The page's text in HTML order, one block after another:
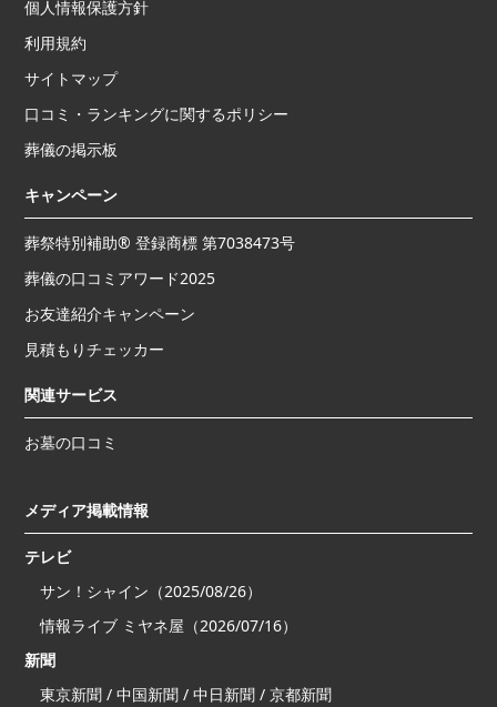
個人情報保護方針
利用規約
サイトマップ
口コミ・ランキングに関するポリシー
葬儀の掲示板
キャンペーン
葬祭特別補助® 登録商標 第7038473号
葬儀の口コミアワード2025
お友達紹介キャンペーン
見積もりチェッカー
関連サービス
お墓の口コミ
メディア掲載情報
テレビ
サン！シャイン（2025/08/26）
情報ライブ ミヤネ屋（2026/07/16）
新聞
東京新聞 / 中国新聞 / 中日新聞 / 京都新聞